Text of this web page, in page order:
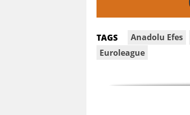
TAGS Anadolu Efes
Euroleague